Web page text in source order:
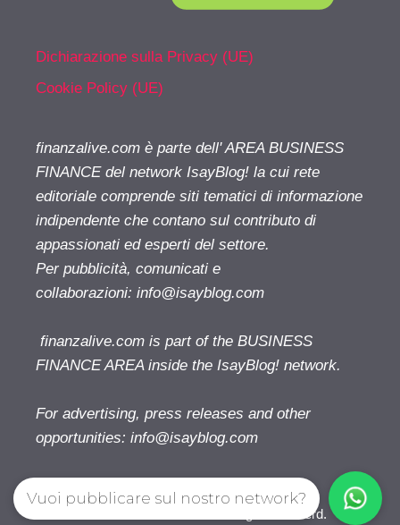
Dichiarazione sulla Privacy (UE)
Cookie Policy (UE)
finanzalive.com è parte dell' AREA BUSINESS
FINANCE del network IsayBlog! la cui rete
editoriale comprende siti tematici di informazione
indipendente che contano sul contributo di
appassionati ed esperti del settore.
Per pubblicità, comunicati e
collaborazioni: info@isayblog.com
finanzalive.com is part of the BUSINESS
FINANCE AREA inside the IsayBlog! network.
For advertising, press releases and other
opportunities: info@isayblog.com
Finanzalive.com © 2026. All right reserverd.
Vuoi pubblicare sul nostro network?